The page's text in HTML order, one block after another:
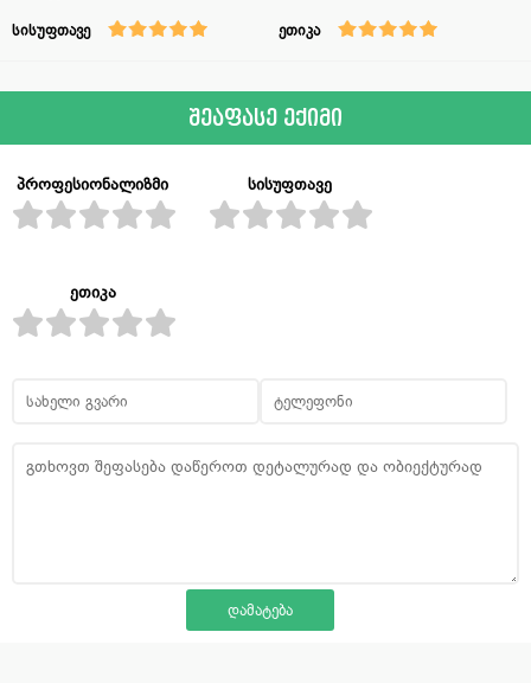
სისუფთავე ეთიკა
შეაფასე ექიმი
პროფესიონალიზმი სისუფთავე
ეთიკა